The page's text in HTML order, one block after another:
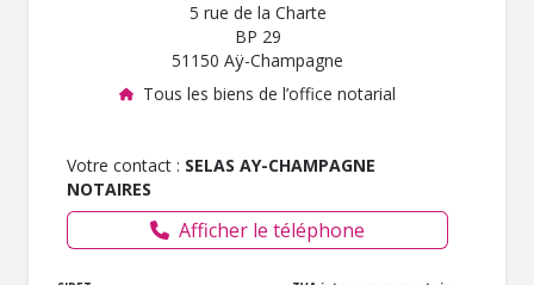
5 rue de la Charte
BP 29
51150 Aÿ-Champagne
Tous les biens de l’office notarial
Votre contact : SELAS AY-CHAMPAGNE
NOTAIRES
Afficher le téléphone